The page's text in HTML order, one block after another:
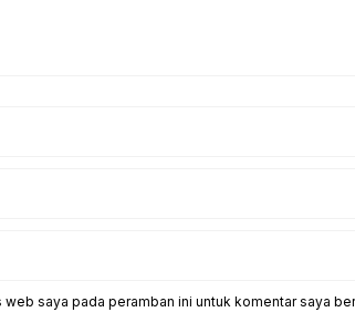
web saya pada peramban ini untuk komentar saya